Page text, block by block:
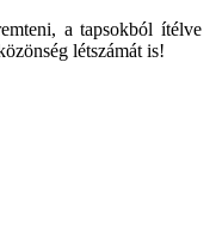
a tapsokból ítélve
létszámát is!